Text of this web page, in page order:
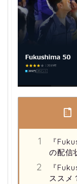
『
の配信
『
ススメ